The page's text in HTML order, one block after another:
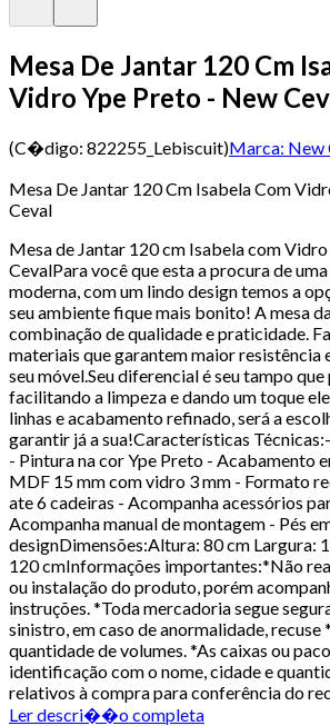
Mesa De Jantar 120 Cm
Vidro Ype Preto - New
(C�digo: 822255_Lebiscuit)Marca: New
Mesa De Jantar 120 Cm Isabela Com
Ceval
Mesa de Jantar 120 cm Isabela com
CevalPara você que esta a procura de
moderna, com um lindo design temos a
seu ambiente fique mais bonito! A mesa
combinação de qualidade e praticidade.
materiais que garantem maior resistência
seu móvel.Seu diferencial é seu tampo
facilitando a limpeza e dando um toque
linhas e acabamento refinado, será a
garantir já a sua!Características
- Pintura na cor Ype Preto - Acabamento
MDF 15 mm com vidro 3 mm - Formato
ate 6 cadeiras - Acompanha acessórios
Acompanha manual de montagem - Pés
designDimensões:Altura: 80 cm Largura:
120 cmInformações importantes:*Não
ou instalação do produto, porém
instruções. *Toda mercadoria segue
sinistro, em caso de anormalidade, recuse
quantidade de volumes. *As caixas ou
identificação com o nome, cidade e
relativos à compra para conferência do
Ler descri��o completa